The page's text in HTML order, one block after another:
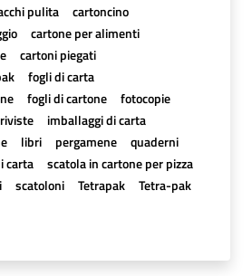
pulita
cartoncino
cartone per alimenti
cartoni piegati
fogli di carta
fogli di cartone
fotocopie
imballaggi di carta
libri pergamene
quaderni
carta
scatola in cartone per pizza
scatoloni Tetrapak Tetra-pak